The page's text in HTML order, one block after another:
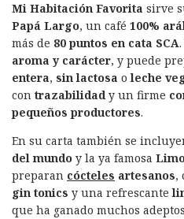
Mi Habitación Favorita sirve
Papá Largo, un café 100%
más de 80 puntos en cata SCA
aroma y carácter, y puede
entera, sin lactosa oleche
con trazabilidady un firme
pequeños productores.
En su carta también se
del mundo y la ya famosa
preparan cócteles artesanos,
gin tonics y una refrescante
que ha ganado muchos